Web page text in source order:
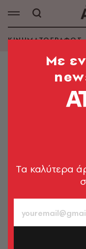
ΚΙΝΗΜΑΤΟΓΡΑΦΟΣ
Εurovision
Γαλλίδα
H xώρα
Mε
Tα καλύτερα